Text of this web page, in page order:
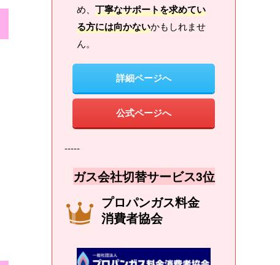
め、 丁寧なサポートを求めてい
る方には向かないかもしれませ
ん。
詳細ページへ
公式ページへ
-----
ガス会社切替サービス3位
プロパンガス料金
消費者協会